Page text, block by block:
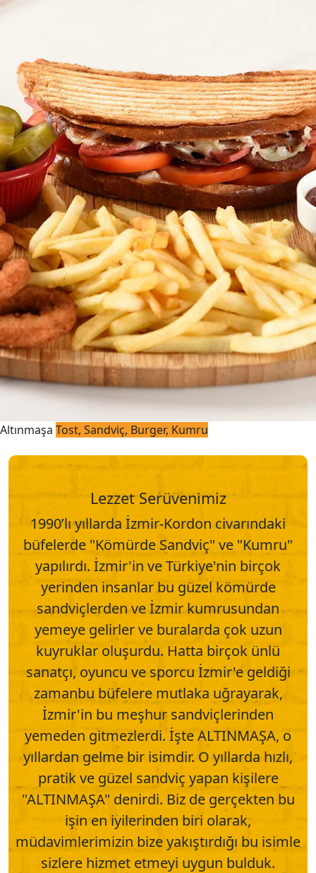
Altınmaşa Tost, Sandviç, Burger, Kumru
Lezzet Serüvenimiz
1990’lı yıllarda İzmir-Kordon civarındaki
büfelerde "Kömürde Sandviç" ve "Kumru"
yapılırdı. İzmir'in ve Türkiye'nin birçok
yerinden insanlar bu güzel kömürde
sandviçlerden ve İzmir kumrusundan
yemeye gelirler ve buralarda çok uzun
kuyruklar oluşurdu. Hatta birçok ünlü
sanatçı, oyuncu ve sporcu İzmir'e geldiği
zamanbu büfelere mutlaka uğrayarak,
İzmir'in bu meşhur sandviçlerinden
yemeden gitmezlerdi. İşte ALTINMAŞA, o
yıllardan gelme bir isimdir. O yıllarda hızlı,
pratik ve güzel sandviç yapan kişilere
"ALTINMAŞA" denirdi. Biz de gerçekten bu
işin en iyilerinden biri olarak,
müdavimlerimizin bize yakıştırdığı bu isimle
sizlere hizmet etmeyi uygun bulduk.